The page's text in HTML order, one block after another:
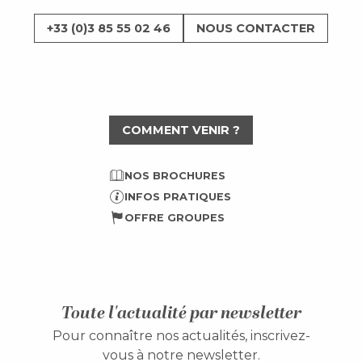
COMMENT VENIR ?
NOS BROCHURES
INFOS PRATIQUES
OFFRE GROUPES
+33 (0)3 85 55 02 46 NOUS CONTACTER
Toute l'actualité par newsletter
Pour connaître nos actualités, inscrivez-
vous à notre newsletter.